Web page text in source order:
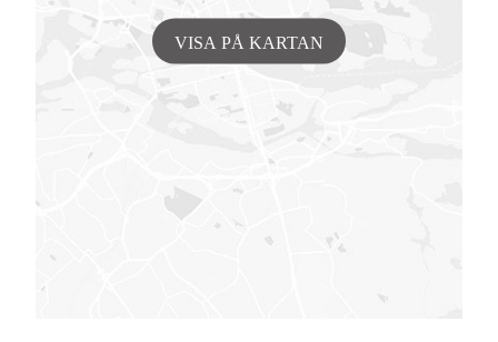
VISA PÅ KARTAN